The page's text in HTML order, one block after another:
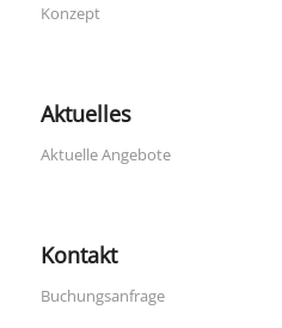
Konzept
Aktuelles
Aktuelle Angebote
Kontakt
Buchungsanfrage